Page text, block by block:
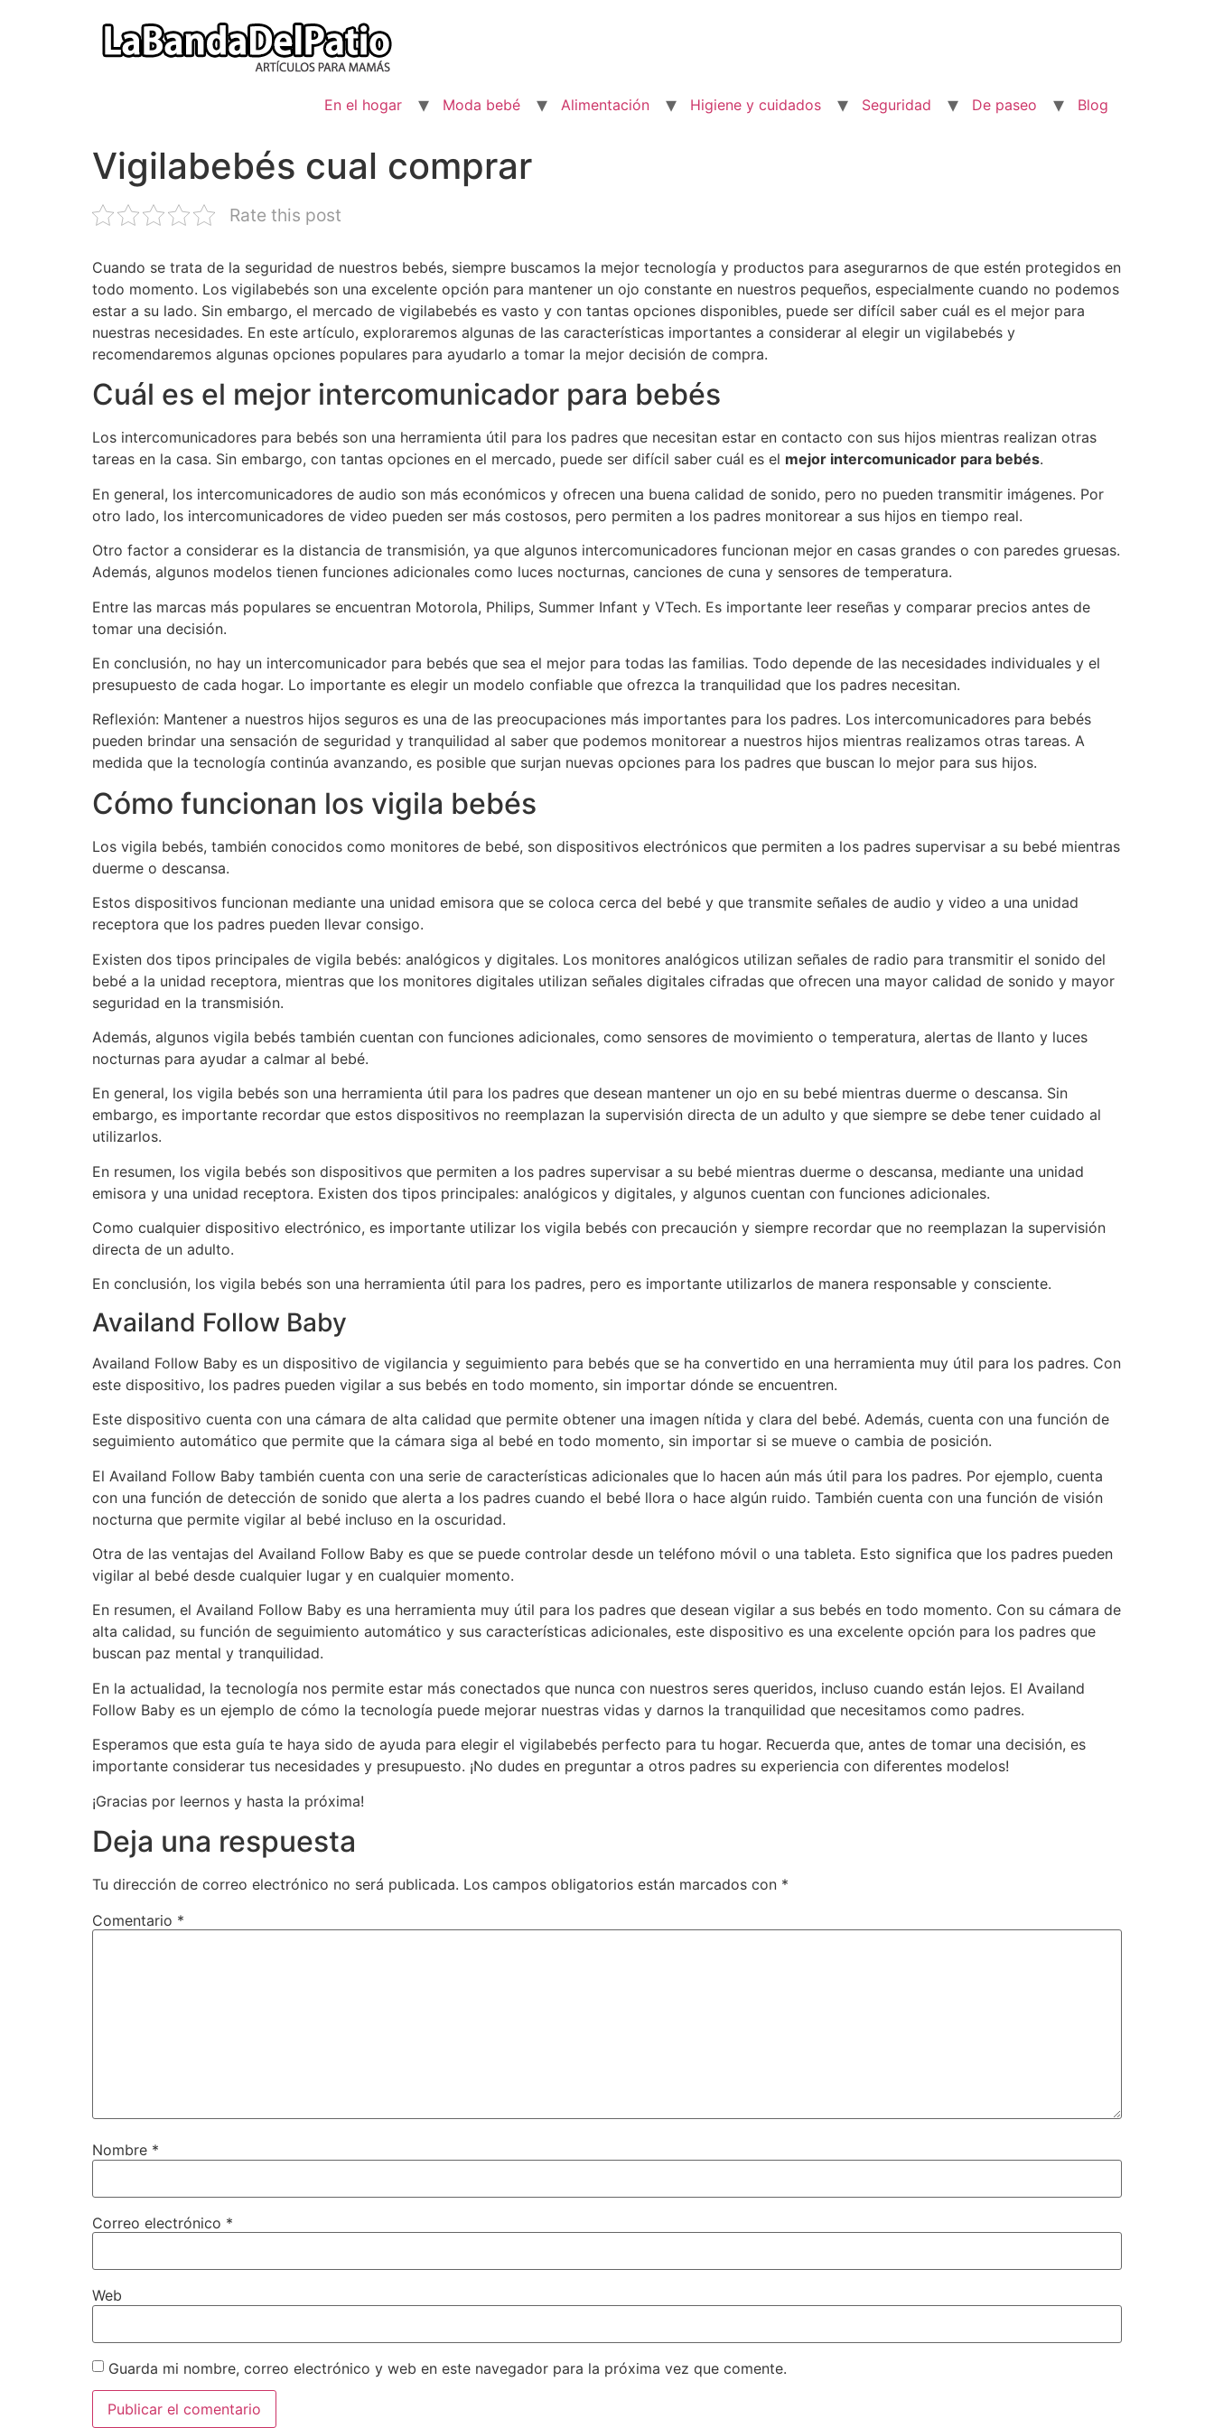
En el hogar Moda bebé Alimentación Higiene y cuidados Seguridad De paseo Blog
Vigilabebés cual comprar
Rate this post
Cuando se trata de la seguridad de nuestros bebés, siempre buscamos la mejor tecnología y productos para asegurarnos de que estén protegidos en
todo momento. Los vigilabebés son una excelente opción para mantener un ojo constante en nuestros pequeños, especialmente cuando no podemos
estar a su lado. Sin embargo, el mercado de vigilabebés es vasto y con tantas opciones disponibles, puede ser difícil saber cuál es el mejor para
nuestras necesidades. En este artículo, exploraremos algunas de las características importantes a considerar al elegir un vigilabebés y
recomendaremos algunas opciones populares para ayudarlo a tomar la mejor decisión de compra.
Cuál es el mejor intercomunicador para bebés
Los intercomunicadores para bebés son una herramienta útil para los padres que necesitan estar en contacto con sus hijos mientras realizan otras
tareas en la casa. Sin embargo, con tantas opciones en el mercado, puede ser difícil saber cuál es el mejor intercomunicador para bebés.
En general, los intercomunicadores de audio son más económicos y ofrecen una buena calidad de sonido, pero no pueden transmitir imágenes. Por
otro lado, los intercomunicadores de video pueden ser más costosos, pero permiten a los padres monitorear a sus hijos en tiempo real.
Otro factor a considerar es la distancia de transmisión, ya que algunos intercomunicadores funcionan mejor en casas grandes o con paredes gruesas.
Además, algunos modelos tienen funciones adicionales como luces nocturnas, canciones de cuna y sensores de temperatura.
Entre las marcas más populares se encuentran Motorola, Philips, Summer Infant y VTech. Es importante leer reseñas y comparar precios antes de
tomar una decisión.
En conclusión, no hay un intercomunicador para bebés que sea el mejor para todas las familias. Todo depende de las necesidades individuales y el
presupuesto de cada hogar. Lo importante es elegir un modelo confiable que ofrezca la tranquilidad que los padres necesitan.
Reflexión: Mantener a nuestros hijos seguros es una de las preocupaciones más importantes para los padres. Los intercomunicadores para bebés
pueden brindar una sensación de seguridad y tranquilidad al saber que podemos monitorear a nuestros hijos mientras realizamos otras tareas. A
medida que la tecnología continúa avanzando, es posible que surjan nuevas opciones para los padres que buscan lo mejor para sus hijos.
Cómo funcionan los vigila bebés
Los vigila bebés, también conocidos como monitores de bebé, son dispositivos electrónicos que permiten a los padres supervisar a su bebé mientras
duerme o descansa.
Estos dispositivos funcionan mediante una unidad emisora ​​que se coloca cerca del bebé y que transmite señales de audio y video a una unidad
receptora que los padres pueden llevar consigo.
Existen dos tipos principales de vigila bebés: analógicos y digitales. Los monitores analógicos utilizan señales de radio para transmitir el sonido del
bebé a la unidad receptora, mientras que los monitores digitales utilizan señales digitales cifradas que ofrecen una mayor calidad de sonido y mayor
seguridad en la transmisión.
Además, algunos vigila bebés también cuentan con funciones adicionales, como sensores de movimiento o temperatura, alertas de llanto y luces
nocturnas para ayudar a calmar al bebé.
En general, los vigila bebés son una herramienta útil para los padres que desean mantener un ojo en su bebé mientras duerme o descansa. Sin
embargo, es importante recordar que estos dispositivos no reemplazan la supervisión directa de un adulto y que siempre se debe tener cuidado al
utilizarlos.
En resumen, los vigila bebés son dispositivos que permiten a los padres supervisar a su bebé mientras duerme o descansa, mediante una unidad
emisora ​​y una unidad receptora. Existen dos tipos principales: analógicos y digitales, y algunos cuentan con funciones adicionales.
Como cualquier dispositivo electrónico, es importante utilizar los vigila bebés con precaución y siempre recordar que no reemplazan la supervisión
directa de un adulto.
En conclusión, los vigila bebés son una herramienta útil para los padres, pero es importante utilizarlos de manera responsable y consciente.
Availand Follow Baby
Availand Follow Baby es un dispositivo de vigilancia y seguimiento para bebés que se ha convertido en una herramienta muy útil para los padres. Con
este dispositivo, los padres pueden vigilar a sus bebés en todo momento, sin importar dónde se encuentren.
Este dispositivo cuenta con una cámara de alta calidad que permite obtener una imagen nítida y clara del bebé. Además, cuenta con una función de
seguimiento automático que permite que la cámara siga al bebé en todo momento, sin importar si se mueve o cambia de posición.
El Availand Follow Baby también cuenta con una serie de características adicionales que lo hacen aún más útil para los padres. Por ejemplo, cuenta
con una función de detección de sonido que alerta a los padres cuando el bebé llora o hace algún ruido. También cuenta con una función de visión
nocturna que permite vigilar al bebé incluso en la oscuridad.
Otra de las ventajas del Availand Follow Baby es que se puede controlar desde un teléfono móvil o una tableta. Esto significa que los padres pueden
vigilar al bebé desde cualquier lugar y en cualquier momento.
En resumen, el Availand Follow Baby es una herramienta muy útil para los padres que desean vigilar a sus bebés en todo momento. Con su cámara de
alta calidad, su función de seguimiento automático y sus características adicionales, este dispositivo es una excelente opción para los padres que
buscan paz mental y tranquilidad.
En la actualidad, la tecnología nos permite estar más conectados que nunca con nuestros seres queridos, incluso cuando están lejos. El Availand
Follow Baby es un ejemplo de cómo la tecnología puede mejorar nuestras vidas y darnos la tranquilidad que necesitamos como padres.
Esperamos que esta guía te haya sido de ayuda para elegir el vigilabebés perfecto para tu hogar. Recuerda que, antes de tomar una decisión, es
importante considerar tus necesidades y presupuesto. ¡No dudes en preguntar a otros padres su experiencia con diferentes modelos!
¡Gracias por leernos y hasta la próxima!
Deja una respuesta
Tu dirección de correo electrónico no será publicada. Los campos obligatorios están marcados con *
Comentario *
Nombre *
Correo electrónico *
Web
Guarda mi nombre, correo electrónico y web en este navegador para la próxima vez que comente.